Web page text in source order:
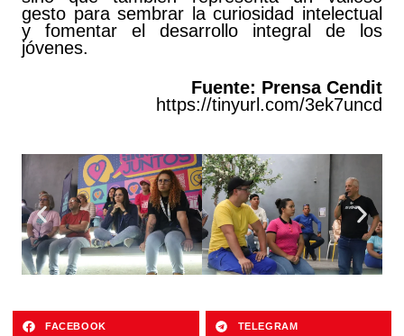
gesto para sembrar la curiosidad intelectual
y fomentar el desarrollo integral de los
jóvenes.
Fuente: Prensa Cendit
https://tinyurl.com/3ek7uncd
FACEBOOK TELEGRAM